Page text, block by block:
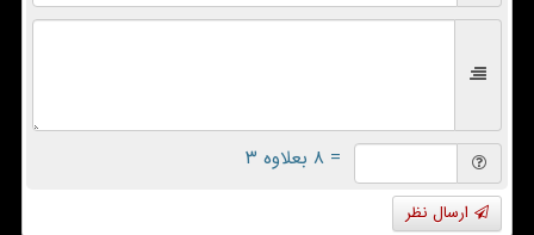
= ۸ بعلاوه ۳
ارسال نظر